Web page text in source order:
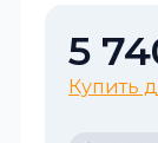
5
Купить